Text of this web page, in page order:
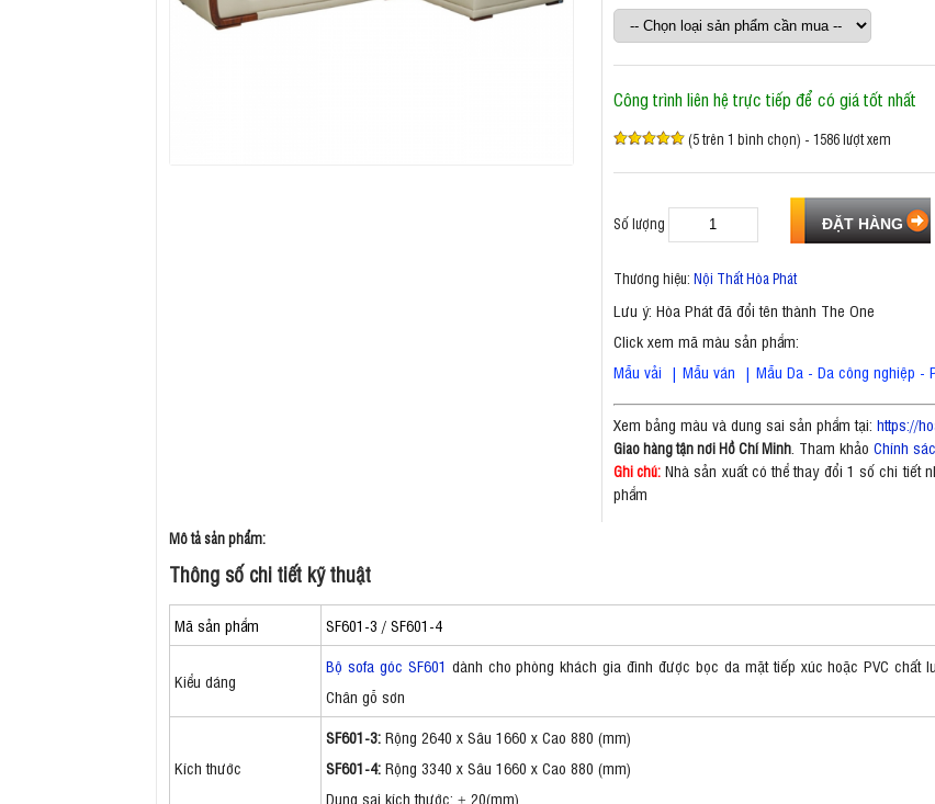
Công trình liên hệ trực tiếp để có giá tốt nhất
(5 trên 1 bình chọn) - 1586 lượt xem
Số lượng
Thương hiệu: Nội Thất Hòa Phát
Lưu ý: Hòa Phát đã đổi tên thành The One
Click xem mã màu sản phẩm:
Mẫu vải | Mẫu ván | Mẫu Da - Da công nghiệp -
Xem bảng màu và dung sai sản phẩm tại: https://
Giao hàng tận nơi Hồ Chí Minh. Tham khảo Chính
Ghi chú:Nhà sản xuất có thể thay đổi 1 số chi tiết
phẩm
Mô tả sản phẩm:
Thông số chi tiết kỹ thuật
Mã sản phẩm SF601-3 / SF601-4
Kiểu dáng
Bộ sofa góc SF601 dành cho phòng khách gia đình được bọc da mặt tiếp xúc hoặc PVC chất
Chân gỗ sơn
Kích thước
SF601-3: Rộng 2640 x Sâu 1660 x Cao 880 (mm)
SF601-4: Rộng 3340 x Sâu 1660 x Cao 880 (mm)
Dung sai kích thước: ± 20(mm)